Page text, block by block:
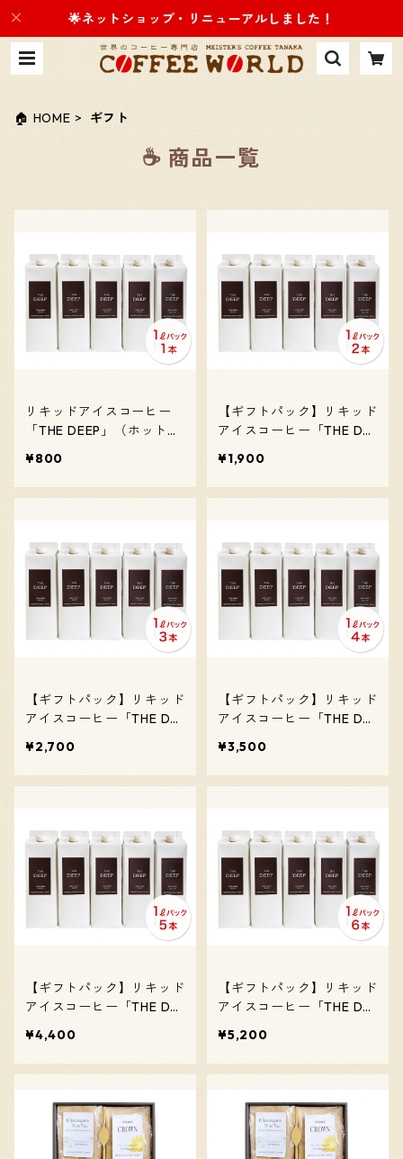
🌟ネットショップ・リニューアルしました！
🏠 HOME ギフト
☕️ 商品一覧
リキッドアイスコーヒー
「THE DEEP」（ホットで
0ml）
¥800
【ギフトパック】リキッド
アイスコーヒー「THE DE
コーヒーギフト（2本）
¥1,900
【ギフトパック】リキッド
アイスコーヒー「THE DE
コーヒーギフト（3本）
¥2,700
【ギフトパック】リキッド
アイスコーヒー「THE DE
コーヒーギフト（4本）
¥3,500
【ギフトパック】リキッド
アイスコーヒー「THE DE
コーヒーギフト（5本）
¥4,400
【ギフトパック】リキッド
アイスコーヒー「THE DE
コーヒーギフト（6本）
¥5,200